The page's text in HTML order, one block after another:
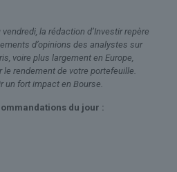
la rédaction d’Investir repère
d’opinions des analystes sur
voire plus largement en Europe,
rendement de votre portefeuille.
un fort impact en Bourse.
du jour :